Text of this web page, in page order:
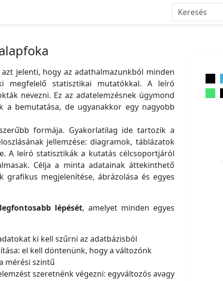
jelenti, hogy az adathalmazunkból minden
megfelelő statisztikai mutatókkal. A leíró
nevezni. Ez az adatelemzésnek úgymond
a bemutatása, de ugyanakkor egy nagyobb
formája. Gyakorlatilag ide tartozik a
jellemzése: diagramok, táblázatok
A leíró statisztikák a kutatás célcsoportjáról
Célja a minta adatainak áttekinthető
megjelenítése, ábrázolása és egyes
lépését, amelyet minden egyes
ki kell szűrni az adatbázisból
el kell döntenünk, hogy a változónk
mérési szintű
szeretnénk végezni: egyváltozós avagy